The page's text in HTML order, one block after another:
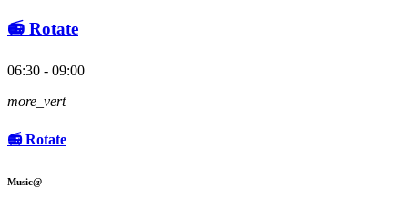
📻 Rotate
06:30 - 09:00
more_vert
📻 Rotate
Music@